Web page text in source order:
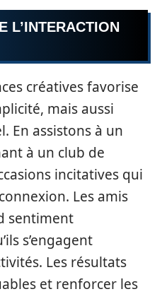
L’INTERACTION
créatives favorise
mais aussi
En assistons à un
à un club de
incitatives qui
Les amis
sentiment
s’engagent
Les résultats
et renforcer les